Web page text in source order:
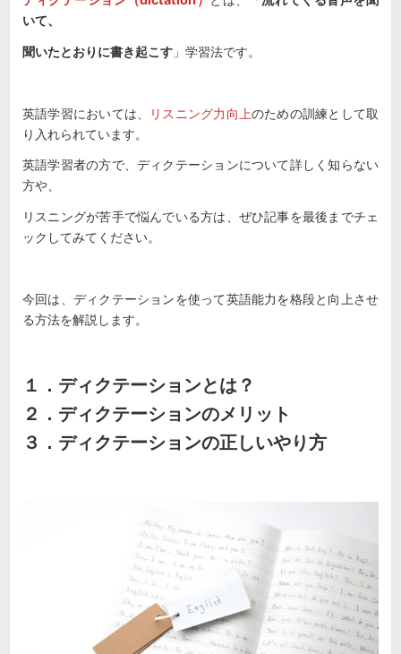
いて、
聞いたとおりに書き起こす 」学習法です。
英語学習においては、 リスニング力向上のための訓練として取
り入れられています。
英語学習者の方で、ディクテーションについて詳しく知らない
方や、
リスニングが苦手で悩んでいる方は、ぜひ記事を最後までチェ
ックしてみてください。
今回は、ディクテーションを使って英語能力を格段と向上させ
る方法を解説します。
１．ディクテーションとは？
２．ディクテーションのメリット
３．ディクテーションの正しいやり方